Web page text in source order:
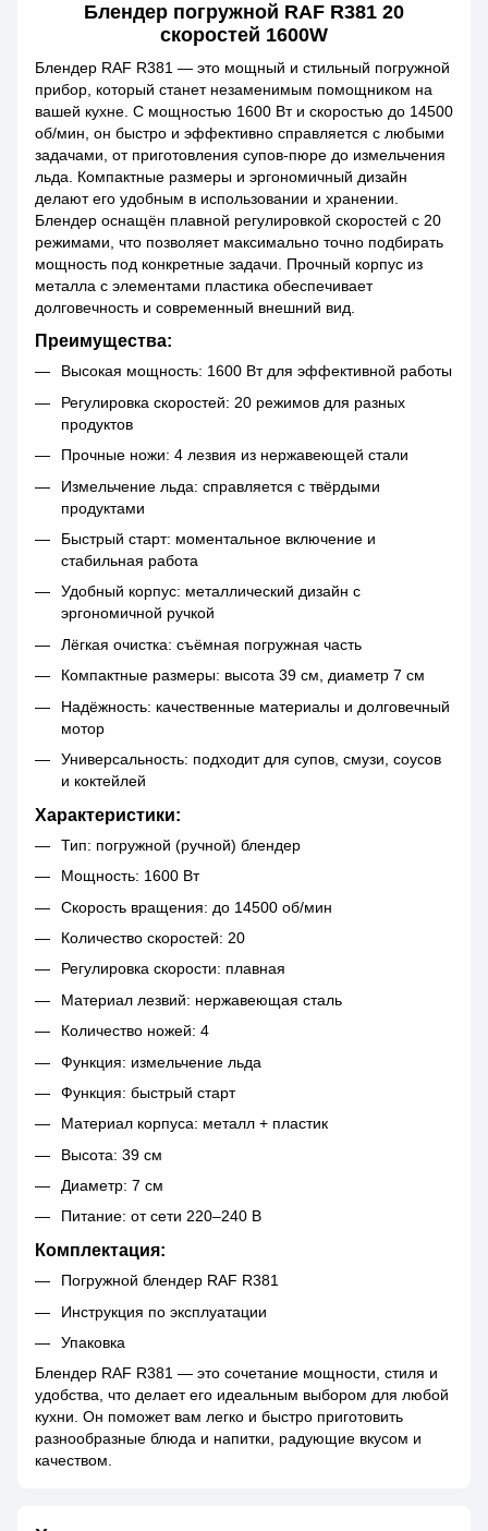
Блендер погружной RAF R381 20
скоростей 1600W
Блендер RAF R381 — это мощный и стильный погружной
прибор, который станет незаменимым помощником на
вашей кухне. С мощностью 1600 Вт и скоростью до 14500
об/мин, он быстро и эффективно справляется с любыми
задачами, от приготовления супов-пюре до измельчения
льда. Компактные размеры и эргономичный дизайн
делают его удобным в использовании и хранении.
Блендер оснащён плавной регулировкой скоростей с 20
режимами, что позволяет максимально точно подбирать
мощность под конкретные задачи. Прочный корпус из
металла с элементами пластика обеспечивает
долговечность и современный внешний вид.
Преимущества:
Высокая мощность: 1600 Вт для эффективной работы
Регулировка скоростей: 20 режимов для разных
продуктов
Прочные ножи: 4 лезвия из нержавеющей стали
Измельчение льда: справляется с твёрдыми
продуктами
Быстрый старт: моментальное включение и
стабильная работа
Удобный корпус: металлический дизайн с
эргономичной ручкой
Лёгкая очистка: съёмная погружная часть
Компактные размеры: высота 39 см, диаметр 7 см
Надёжность: качественные материалы и долговечный
мотор
Универсальность: подходит для супов, смузи, соусов
и коктейлей
Характеристики:
Тип: погружной (ручной) блендер
Мощность: 1600 Вт
Скорость вращения: до 14500 об/мин
Количество скоростей: 20
Регулировка скорости: плавная
Материал лезвий: нержавеющая сталь
Количество ножей: 4
Функция: измельчение льда
Функция: быстрый старт
Материал корпуса: металл + пластик
Высота: 39 см
Диаметр: 7 см
Питание: от сети 220–240 В
Комплектация:
Погружной блендер RAF R381
Инструкция по эксплуатации
Упаковка
Блендер RAF R381 — это сочетание мощности, стиля и
удобства, что делает его идеальным выбором для любой
кухни. Он поможет вам легко и быстро приготовить
разнообразные блюда и напитки, радующие вкусом и
качеством.